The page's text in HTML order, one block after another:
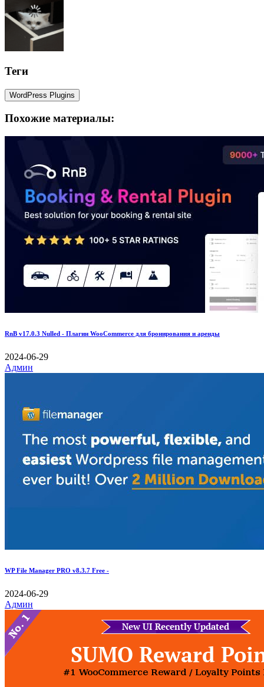
Теги
WordPress Plugins
Похожие материалы:
RnB v17.0.3 Nulled - Плагин WooCommerce для бронирования и аренды
2024-06-29
Админ
WP File Manager PRO v8.3.7 Free -
2024-06-29
Админ